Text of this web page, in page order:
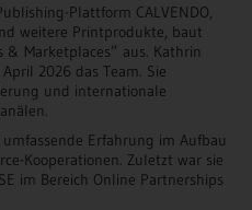
Plattform CALVENDO,
weitere Printprodukte, baut
& Marketplaces” aus. Kathrin
2026 das Team. Sie
und internationale
Erfahrung im Aufbau
Kooperationen. Zuletzt war sie
im Bereich Online Partnerships